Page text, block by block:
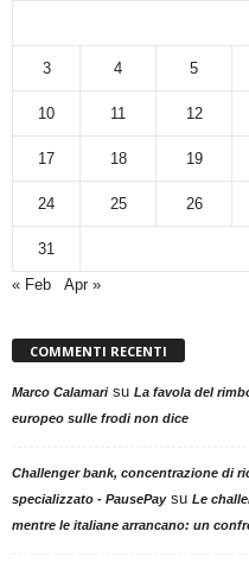
3 4 5
10 11 12
17 18 19
24 25 26
31
« Feb
Apr »
COMMENTI RECENTI
Marco Calamarisu La favola del
europeo sulle frodi non dice
Challenger bank, concentrazione di
specializzato - PausePaysu Le
mentre le italiane arrancano: un